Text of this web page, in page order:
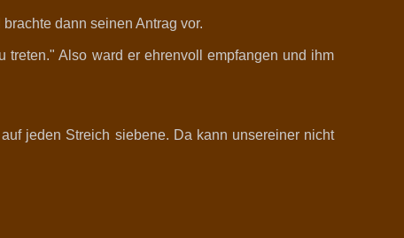
dann seinen Antrag vor.
Also ward er ehrenvoll empfangen und ihm
jeden Streich siebene. Da kann unsereiner nicht